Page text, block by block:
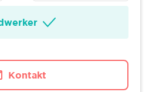
Kontakt